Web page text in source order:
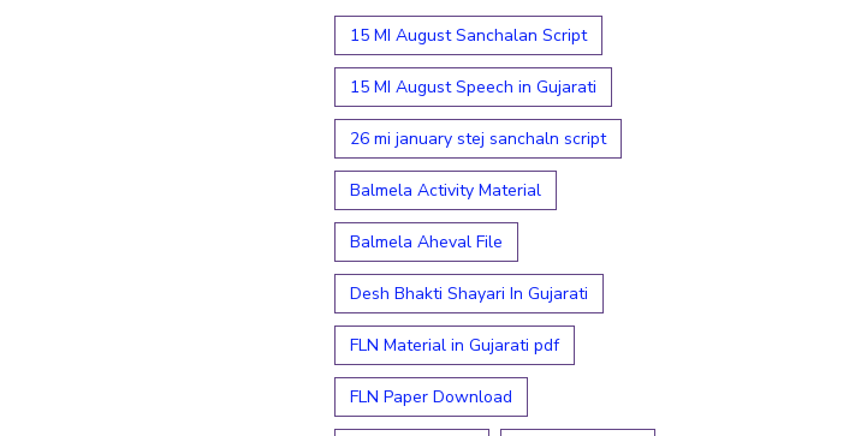
15 MI August Sanchalan Script
15 MI August Speech in Gujarati
26 mi january stej sanchaln script
Balmela Activity Material
Balmela Aheval File
Desh Bhakti Shayari In Gujarati
FLN Material in Gujarati pdf
FLN Paper Download